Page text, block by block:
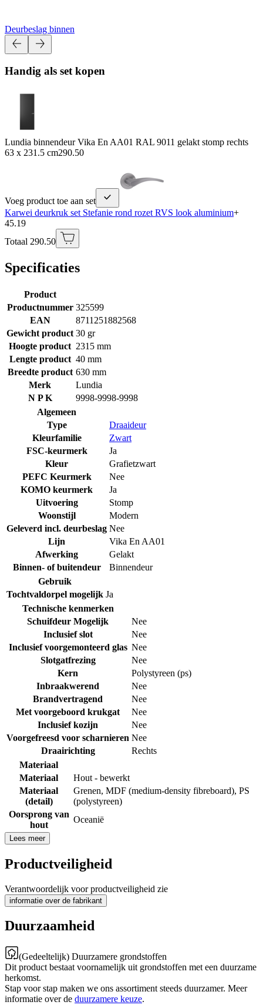
Deurbeslag binnen
Handig als set kopen
Lundia binnendeur Vika En AA01 RAL 9011 gelakt stomp rechts
63 x 231.5 cm290.50
Voeg product toe aan set
Karwei deurkruk set Stefanie rond rozet RVS look aluminium+
45.19
Totaal 290.50
Specificaties
Product
Productnummer 325599
EAN
8711251882568
Gewicht product 30 gr
Hoogte product 2315 mm
Lengte product 40 mm
Breedte product 630 mm
Merk
Lundia
N P K
9998-9998-9998
Algemeen
Type
Draaideur
Kleurfamilie
Zwart
FSC-keurmerk
Ja
Kleur
Grafietzwart
PEFC Keurmerk
Nee
KOMO keurmerk
Ja
Uitvoering
Stomp
Woonstijl
Modern
Geleverd incl. deurbeslag Nee
Lijn
Vika En AA01
Afwerking
Gelakt
Binnen- of buitendeur
Binnendeur
Gebruik
Tochtvaldorpel mogelijk Ja
Technische kenmerken
Schuifdeur Mogelijk
Nee
Inclusief slot
Nee
Inclusief voorgemonteerd glas Nee
Slotgatfrezing
Nee
Kern
Polystyreen (ps)
Inbraakwerend
Nee
Brandvertragend
Nee
Met voorgeboord krukgat
Nee
Inclusief kozijn
Nee
Voorgefreesd voor scharnieren Nee
Draairichting
Rechts
Materiaal
Materiaal
Hout - bewerkt
Materiaal
(detail)
Grenen, MDF (medium-density fibreboard), PS
(polystyreen)
Oorsprong van
hout
Oceanië
Lees meer
Productveiligheid
Verantwoordelijk voor productveiligheid zie
informatie over de fabrikant
Duurzaamheid
(Gedeeltelijk) Duurzamere grondstoffen
Dit product bestaat voornamelijk uit grondstoffen met een duurzame
herkomst.
Stap voor stap maken we ons assortiment steeds duurzamer. Meer
informatie over de duurzamere keuze.